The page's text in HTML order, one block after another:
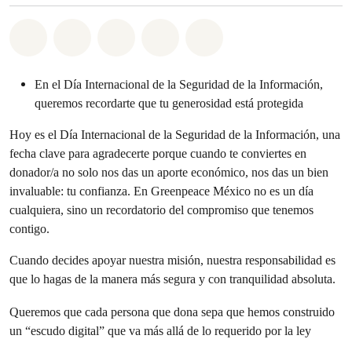
En el Día Internacional de la Seguridad de la Información,
queremos recordarte que tu generosidad está protegida
Hoy es el Día Internacional de la Seguridad de la Información, una
fecha clave para agradecerte porque cuando te conviertes en
donador/a no solo nos das un aporte económico, nos das un bien
invaluable: tu confianza. En Greenpeace México no es un día
cualquiera, sino un recordatorio del compromiso que tenemos
contigo.
Cuando decides apoyar nuestra misión, nuestra responsabilidad es
que lo hagas de la manera más segura y con tranquilidad absoluta.
Queremos que cada persona que dona sepa que hemos construido
un “escudo digital” que va más allá de lo requerido por la ley